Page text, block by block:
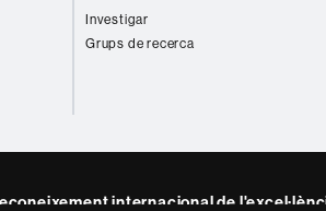
Investigar
Grups de recerca
internacional de